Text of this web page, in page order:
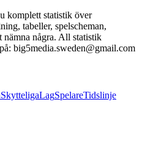
komplett statistik över
tabeller, spelscheman,
nämna några. All statistik
big5media.sweden@gmail.com
SkytteligaLagSpelareTidslinje